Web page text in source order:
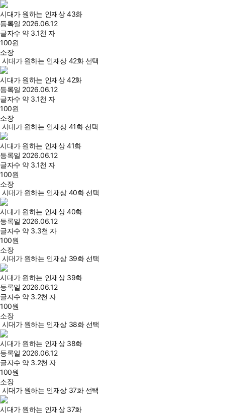
시대가 원하는 인재상 43화
등록일 2026.06.12
글자수 약 3.1천 자
100원
소장
시대가 원하는 인재상 42화 선택
시대가 원하는 인재상 42화
등록일 2026.06.12
글자수 약 3.1천 자
100원
소장
시대가 원하는 인재상 41화 선택
시대가 원하는 인재상 41화
등록일 2026.06.12
글자수 약 3.1천 자
100원
소장
시대가 원하는 인재상 40화 선택
시대가 원하는 인재상 40화
등록일 2026.06.12
글자수 약 3.3천 자
100원
소장
시대가 원하는 인재상 39화 선택
시대가 원하는 인재상 39화
등록일 2026.06.12
글자수 약 3.2천 자
100원
소장
시대가 원하는 인재상 38화 선택
시대가 원하는 인재상 38화
등록일 2026.06.12
글자수 약 3.2천 자
100원
소장
시대가 원하는 인재상 37화 선택
시대가 원하는 인재상 37화